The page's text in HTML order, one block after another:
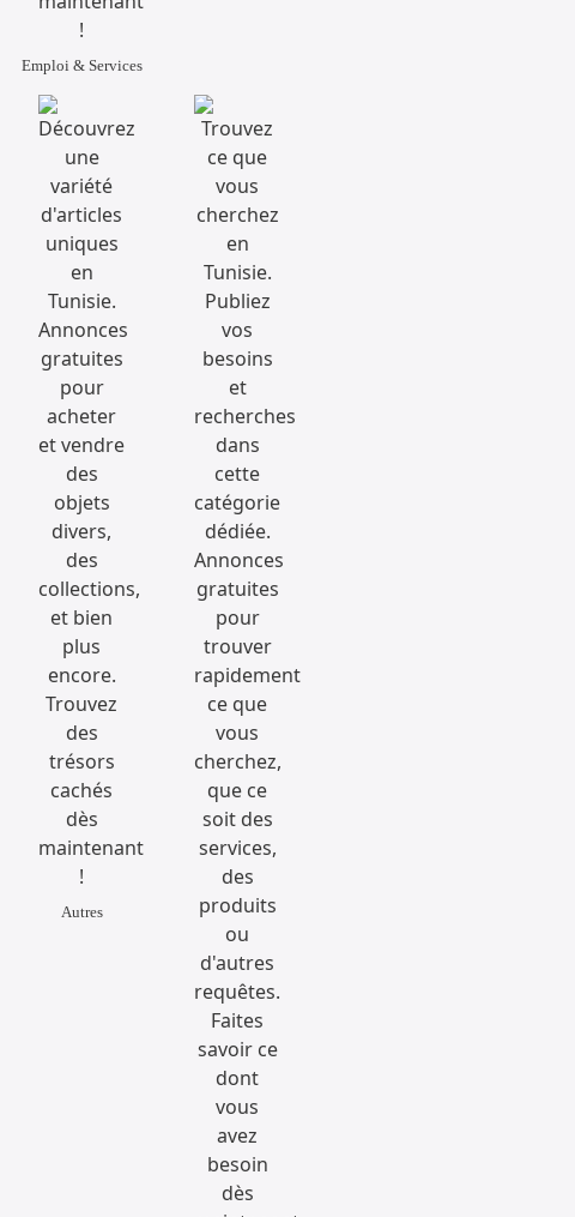
Emploi & Services
Autres